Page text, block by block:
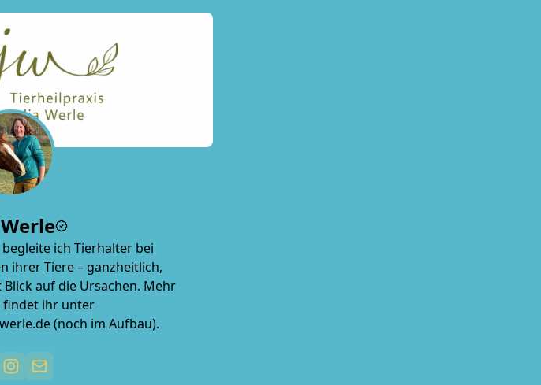
ich Tierhalter bei
ihrer Tiere – ganzheitlich,
auf die Ursachen. Mehr
findet ihr unter
(noch im Aufbau).